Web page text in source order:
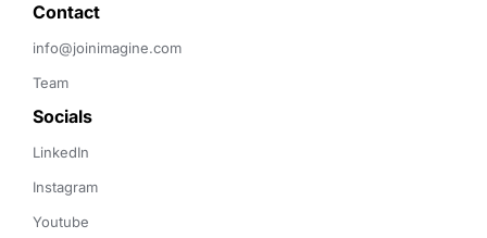
Contact
info@joinimagine.com
Team
Socials
LinkedIn
Instagram
Youtube